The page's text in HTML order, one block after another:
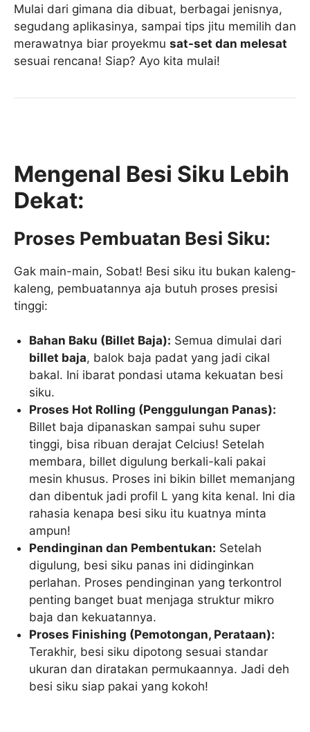
Mulai dari gimana dia dibuat, berbagai jenisnya,
segudang aplikasinya, sampai tips jitu memilih dan
merawatnya biar proyekmu sat-set dan melesat
sesuai rencana! Siap? Ayo kita mulai!
Mengenal Besi Siku Lebih
Dekat:
Proses Pembuatan Besi Siku:
Gak main-main, Sobat! Besi siku itu bukan kaleng-
kaleng, pembuatannya aja butuh proses presisi
tinggi:
Bahan Baku (Billet Baja): Semua dimulai dari
billet baja, balok baja padat yang jadi cikal
bakal. Ini ibarat pondasi utama kekuatan besi
siku.
Proses Hot Rolling (Penggulungan Panas):
Billet baja dipanaskan sampai suhu super
tinggi, bisa ribuan derajat Celcius! Setelah
membara, billet digulung berkali-kali pakai
mesin khusus. Proses ini bikin billet memanjang
dan dibentuk jadi profil L yang kita kenal. Ini dia
rahasia kenapa besi siku itu kuatnya minta
ampun!
Pendinginan dan Pembentukan: Setelah
digulung, besi siku panas ini didinginkan
perlahan. Proses pendinginan yang terkontrol
penting banget buat menjaga struktur mikro
baja dan kekuatannya.
Proses Finishing (Pemotongan, Perataan):
Terakhir, besi siku dipotong sesuai standar
ukuran dan diratakan permukaannya. Jadi deh
besi siku siap pakai yang kokoh!